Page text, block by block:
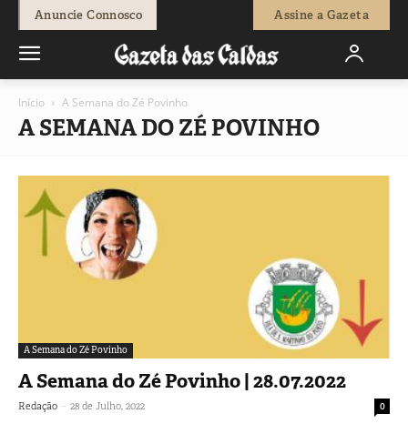
Anuncie Connosco Assine a Gazeta
Início A Semana do Zé Povinho
A SEMANA DO ZÉ POVINHO
A Semana do Zé Povinho
A Semana do Zé Povinho | 28.07.2022
Redação - 28 de Julho, 2022 0